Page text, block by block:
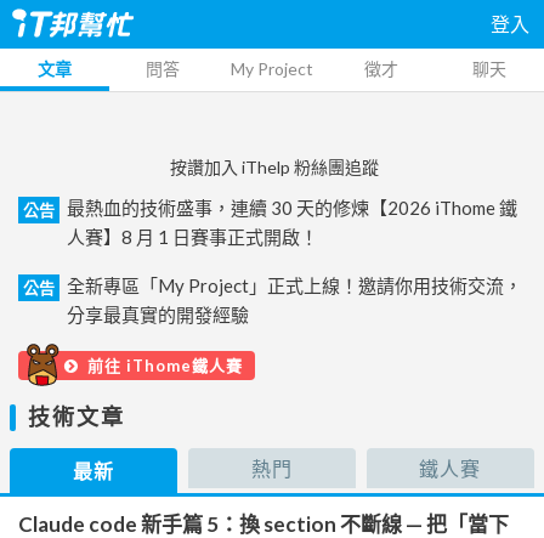
登入
文章 問答 My Project 徵才 聊天
按讚加入 iThelp 粉絲團追蹤
公告
最熱血的技術盛事，連續 30 天的修煉【2026 iThome 鐵
人賽】8 月 1 日賽事正式開啟！
公告
全新專區「My Project」正式上線！邀請你用技術交流，
分享最真實的開發經驗
前往 iThome鐵人賽
技術文章
最新 熱門 鐵人賽
Claude code 新手篇 5：換 section 不斷線 — 把「當下